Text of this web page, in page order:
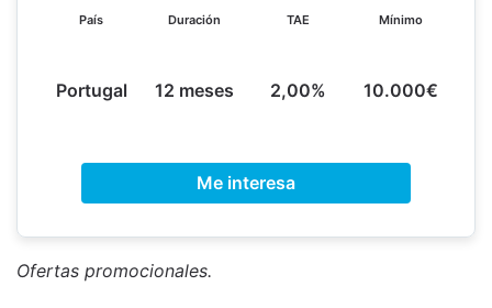
País
Portugal
Duración
12 meses
TAE
2,00%
Mínimo
10.000€
Me interesa
Ofertas promocionales.